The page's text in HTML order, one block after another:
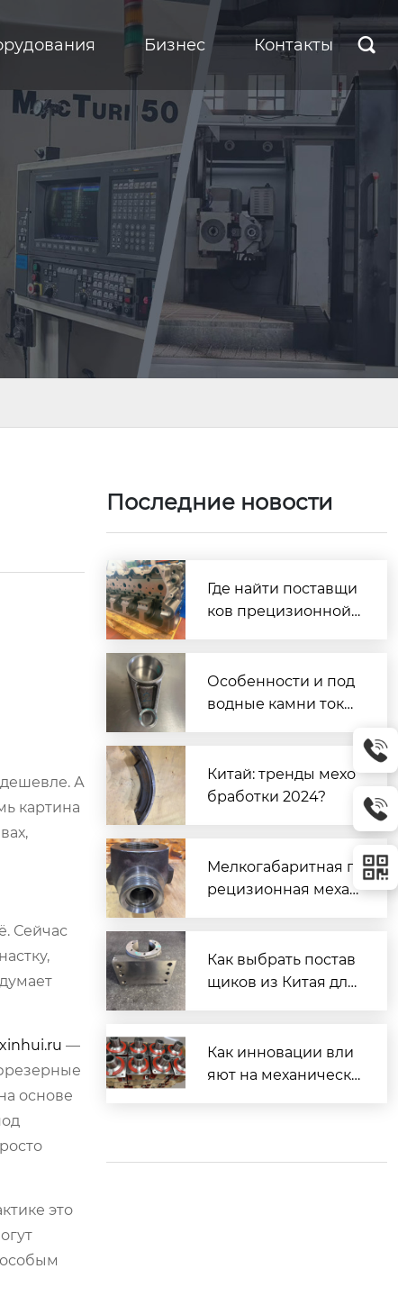
Бизнес Контакты 
А
картина
Сейчас
—
основе
это
Последние новости
Где найти поставщи
ков прецизионной
Особенности и под
водные камни тока
ке с метровым выл
етом и револьверн
Китай: тренды мехо
бработки 2024?
Мелкогабаритная п
рецизионная механ
нькие размеры
Как выбрать постав
щиков из Китая для
Как инновации вли
яют на механическу